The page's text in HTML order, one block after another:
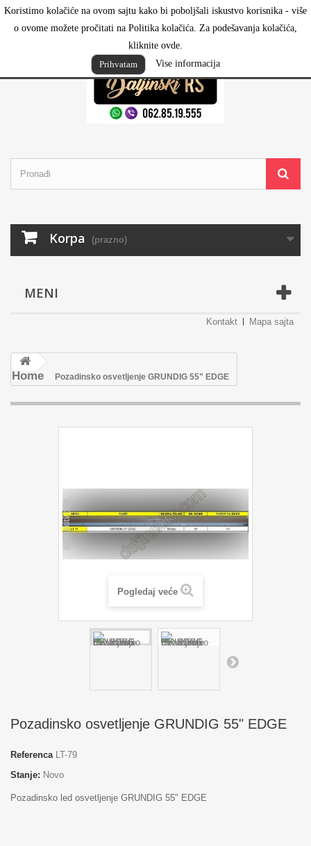
Koristimo kolačiće na ovom sajtu kako bi poboljšali iskustvo korisnika - više
o ovome možete pročitati na Politika kolačića. Za podešavanja kolačića,
kliknite ovde.
Prihvatam
Vise informacija
Prijavi se
Korpa (prazno)
MENI
Kontakt Mapa sajta
Home Pozadinsko osvetljenje GRUNDIG 55" EDGE
Pogledaj veće
Pozadinsko osvetljenje GRUNDIG 55" EDGE
Referenca LT-79
Stanje: Novo
Pozadinsko led osvetljenje GRUNDIG 55" EDGE